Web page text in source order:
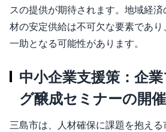
スの提供が期待されます。地域経
材の安定供給は不可欠な要素であ
一助となる可能性があります。
中小企業支援策：企
グ醸成セミナーの開催
三島市は、人材確保に課題を抱え